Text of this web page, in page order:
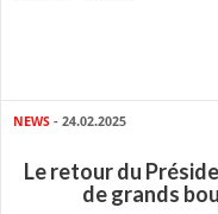
NEWS - 24.02.2025
Le retour du
de grands